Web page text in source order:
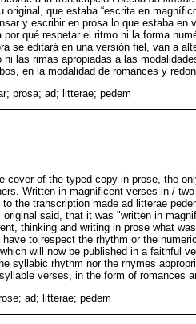
original, que estaba “escrita en
y escribir en prosa lo que estaba en
qué respetar el ritmo ni la forma
se editará en una versión fiel, van a
las rimas apropiadas a las
en la modalidad de romances y
prosa; ad; litterae; pedem
cover of the typed copy in prose, the
Written in magnificent verses in /
the transcription made ad litterae
said, that it was "written in
thinking and writing in prose what
to respect the rhythm or the
will now be published in a faithful
syllabic rhythm nor the rhymes
verses, in the form of romances
ad; litterae; pedem